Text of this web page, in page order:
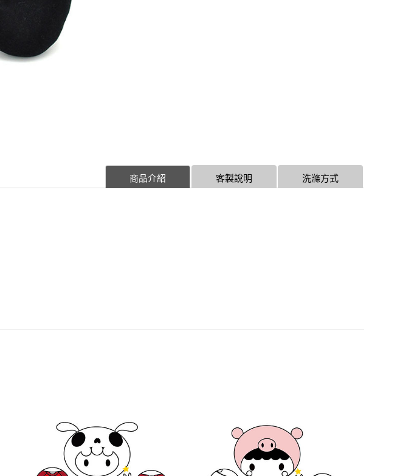
洗滌方式
客製說明
商品介紹